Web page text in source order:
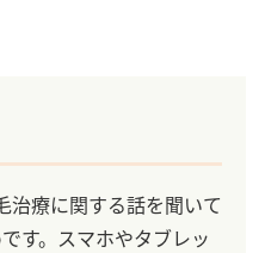
治療に関する話を聞いて
す。スマホやタブレッ